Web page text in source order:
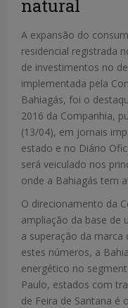
natural
A expansão do
residencial registrada
de investimentos no
implementada pela
Bahiagás, foi o
2016 da Companhia,
(13/04), em jornais
estado e no Diário
será veiculado nos
onde a Bahiagás tem
O direcionamento da
ampliação da base de
a superação da marca
estes números, a
energético no
Paulo, estados com
de Feira de Santana é